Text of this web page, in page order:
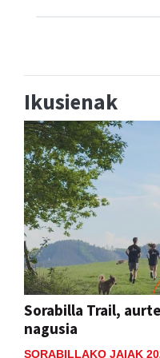
Ikusienak
Sorabilla Trail,
nagusia
SORABILLAKO JAIAK